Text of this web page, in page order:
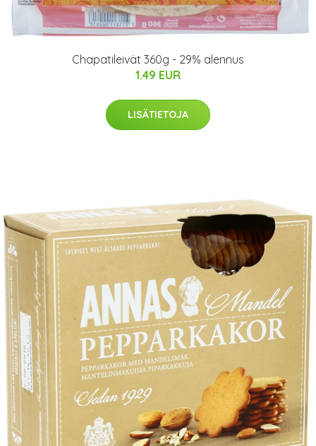
Chapatileivät 360g - 29% alennus
1.49 EUR
LISÄTIETOJA